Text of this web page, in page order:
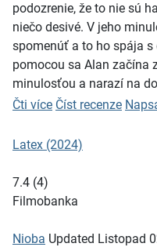
podozrenie, že to nie sú
niečo desivé. V jeho
spomenúť a to ho spája
pomocou sa Alan začína
minulosťou a narazí na
Čti více Číst recenze
Latex (2024)
7.4 (4)
Filmobanka
Nioba Updated Listopad